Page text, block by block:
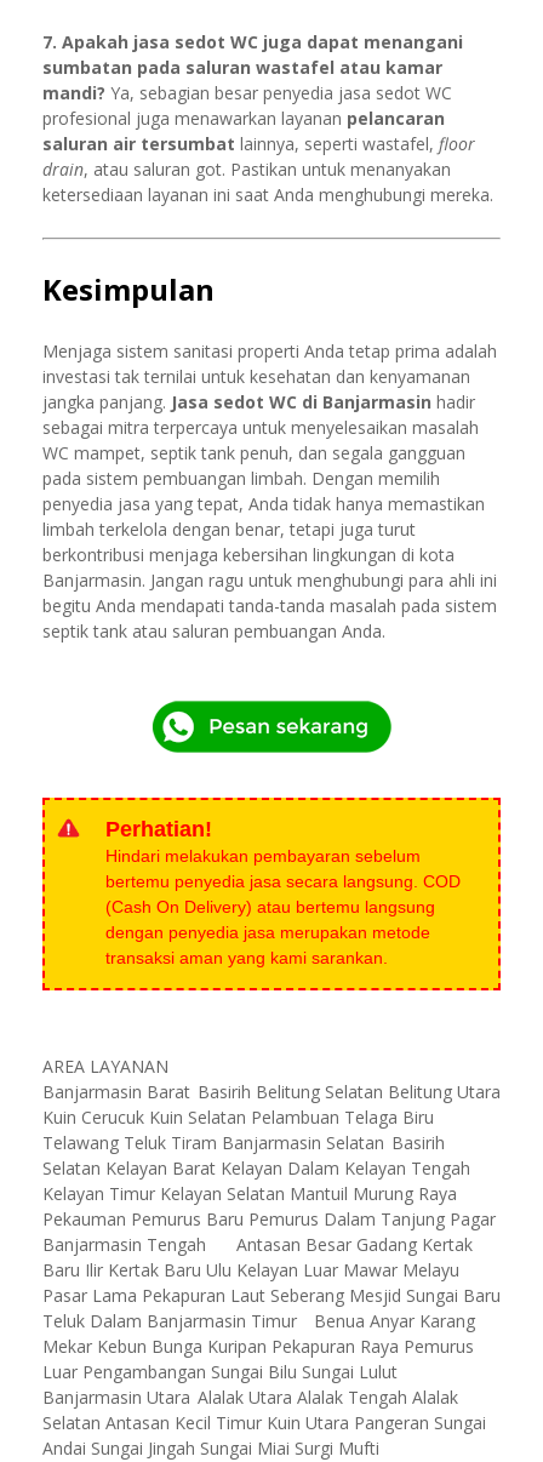
7. Apakah jasa sedot WC juga dapat menangani
sumbatan pada saluran wastafel atau kamar
mandi? Ya, sebagian besar penyedia jasa sedot WC
profesional juga menawarkan layanan pelancaran
saluran air tersumbat lainnya, seperti wastafel, floor
drain, atau saluran got. Pastikan untuk menanyakan
ketersediaan layanan ini saat Anda menghubungi mereka.
Kesimpulan
Menjaga sistem sanitasi properti Anda tetap prima adalah
investasi tak ternilai untuk kesehatan dan kenyamanan
jangka panjang. Jasa sedot WC di Banjarmasin hadir
sebagai mitra terpercaya untuk menyelesaikan masalah
WC mampet, septik tank penuh, dan segala gangguan
pada sistem pembuangan limbah. Dengan memilih
penyedia jasa yang tepat, Anda tidak hanya memastikan
limbah terkelola dengan benar, tetapi juga turut
berkontribusi menjaga kebersihan lingkungan di kota
Banjarmasin. Jangan ragu untuk menghubungi para ahli ini
begitu Anda mendapati tanda-tanda masalah pada sistem
septik tank atau saluran pembuangan Anda.
Perhatian!
Hindari melakukan pembayaran sebelum
bertemu penyedia jasa secara langsung. COD
(Cash On Delivery) atau bertemu langsung
dengan penyedia jasa merupakan metode
transaksi aman yang kami sarankan.
AREA LAYANAN
Banjarmasin Barat Basirih Belitung Selatan Belitung Utara
Kuin Cerucuk Kuin Selatan Pelambuan Telaga Biru
Telawang Teluk Tiram Banjarmasin Selatan Basirih
Selatan Kelayan Barat Kelayan Dalam Kelayan Tengah
Kelayan Timur Kelayan Selatan Mantuil Murung Raya
Pekauman Pemurus Baru Pemurus Dalam Tanjung Pagar
Banjarmasin Tengah
Antasan Besar Gadang Kertak
Baru Ilir Kertak Baru Ulu Kelayan Luar Mawar Melayu
Pasar Lama Pekapuran Laut Seberang Mesjid Sungai Baru
Teluk Dalam Banjarmasin Timur
Benua Anyar Karang
Mekar Kebun Bunga Kuripan Pekapuran Raya Pemurus
Luar Pengambangan Sungai Bilu Sungai Lulut
Banjarmasin Utara Alalak Utara Alalak Tengah Alalak
Selatan Antasan Kecil Timur Kuin Utara Pangeran Sungai
Andai Sungai Jingah Sungai Miai Surgi Mufti